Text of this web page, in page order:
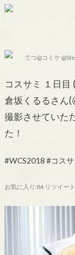
てつ@コミケ
コスサミ １日
倉坂くるるさん
撮影させていた
た！
#WCS2018 #コス
お気に入り:84 リツイー